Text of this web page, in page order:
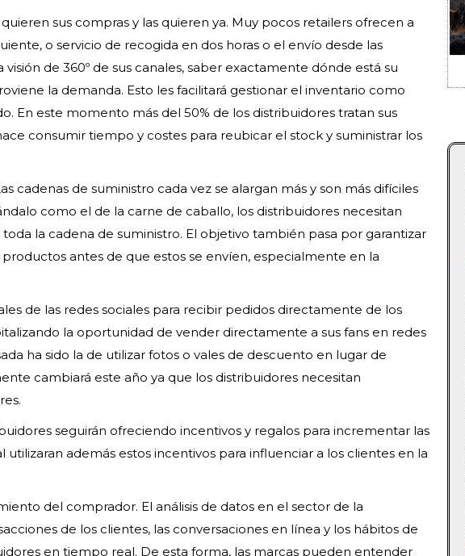
sus compras y las quieren ya. Muy pocos retailers ofrecen a
o servicio de recogida en dos horas o el envío desde las
de 360º de sus canales, saber exactamente dónde está su
la demanda. Esto les facilitará gestionar el inventario como
En este momento más del 50% de los distribuidores tratan sus
consumir tiempo y costes para reubicar el stock y suministrar los
cadenas de suministro cada vez se alargan más y son más difíciles
como el de la carne de caballo, los distribuidores necesitan
la cadena de suministro. El objetivo también pasa por garantizar
antes de que estos se envíen, especialmente en la
de las redes sociales para recibir pedidos directamente de los
la oportunidad de vender directamente a sus fans en redes
ha sido la de utilizar fotos o vales de descuento en lugar de
cambiará este año ya que los distribuidores necesitan
seguirán ofreciendo incentivos y regalos para incrementar las
además estos incentivos para influenciar a los clientes en la
del comprador. El análisis de datos en el sector de la
de los clientes, las conversaciones en línea y los hábitos de
en tiempo real. De esta forma, las marcas pueden entender